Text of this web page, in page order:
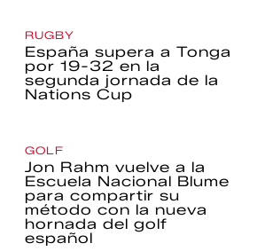
RUGBY
España supera a Tonga
por 19-32 en la
segunda jornada de la
Nations Cup
GOLF
Jon Rahm vuelve a la
Escuela Nacional Blume
para compartir su
método con la nueva
hornada del golf
español